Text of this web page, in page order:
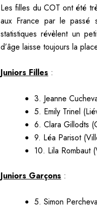
Les filles du COT ont été
aux France par le passé
statistiques révèlent un
d’âge laisse toujours la
Juniors Filles :
3. Jeanne
5. Emily Trinel
6. Clara Gillodts
9. Léa Parisot
10. Lila Rombaut
Juniors Garçons :
5. Simon